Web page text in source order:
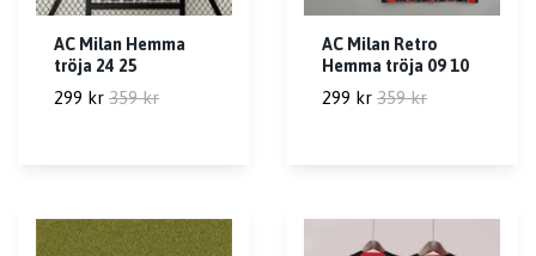
AC Milan Hemma
tröja 24 25
299 kr 359 kr
AC Milan Retro
Hemma tröja 09 10
299 kr 359 kr